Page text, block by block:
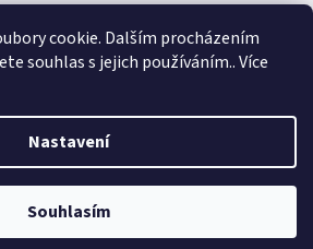
cookie. Dalším procházením
souhlas s jejich používáním.. Více
Nastavení
Souhlasím
Vytvořil Shoptet
Brno. Všechna práva vyhrazena.